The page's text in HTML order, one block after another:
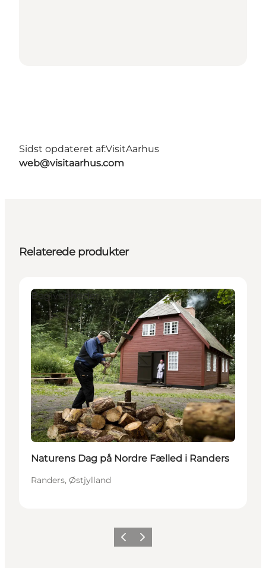
Sidst opdateret af:VisitAarhus
web@visitaarhus.com
Relaterede produkter
Begivenheder
Naturens Dag på Nordre Fælled i Randers
Randers, Østjylland
ForrigeNæste